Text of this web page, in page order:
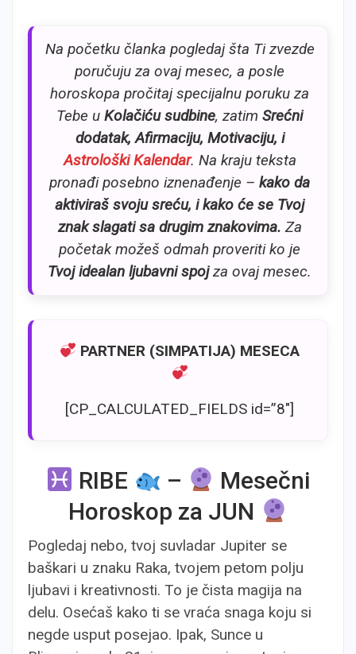
Na početku članka pogledaj šta Ti zvezde
poručuju za ovaj mesec, a posle
horoskopa pročitaj specijalnu poruku za
Tebe u Kolačiću sudbine, zatim Srećni
dodatak, Afirmaciju, Motivaciju, i
Astrološki Kalendar. Na kraju teksta
pronađi posebno iznenađenje – kako da
aktiviraš svoju sreću, i kako će se Tvoj
znak slagati sa drugim znakovima. Za
početak možeš odmah proveriti ko je
Tvoj idealan ljubavni spojza ovaj mesec.
PARTNER (SIMPATIJA) MESECA
[CP_CALCULATED_FIELDS id=”8″]
RIBE –
Mesečni
Horoskop za JUN
Pogledaj nebo, tvoj suvladar Jupiter se
baškari u znaku Raka, tvojem petom polju
ljubavi i kreativnosti. To je čista magija na
delu. Osećaš kako ti se vraća snaga koju si
negde usput posejao. Ipak, Sunce u